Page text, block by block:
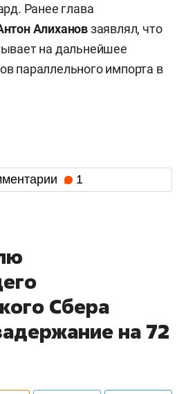
Ранее глава
Алихановзаявлял, что
на дальнейшее
параллельного импорта в
1
Сбера
на 72